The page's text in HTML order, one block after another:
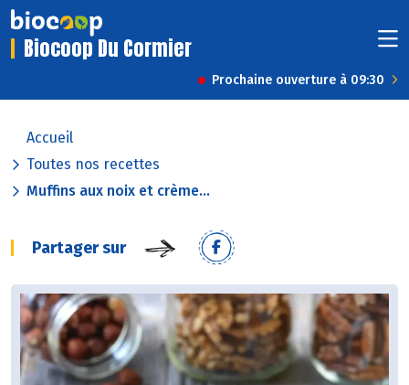
Biocoop Du Cormier
Prochaine ouverture à 09:30
Accueil
Toutes nos recettes
Muffins aux noix et crème...
Partager sur